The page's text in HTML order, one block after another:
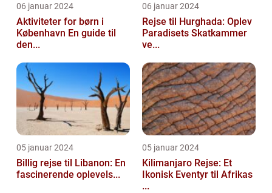
06 januar 2024
Aktiviteter for børn i
København En guide til
den...
06 januar 2024
Rejse til Hurghada: Oplev
Paradisets Skatkammer
ve...
05 januar 2024
Billig rejse til Libanon: En
fascinerende oplevels...
05 januar 2024
Kilimanjaro Rejse: Et
Ikonisk Eventyr til Afrikas
...